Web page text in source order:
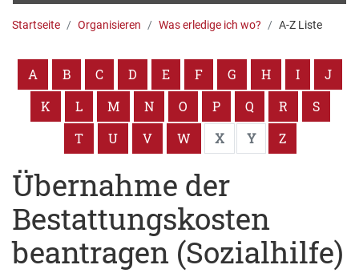
Startseite Organisieren Was erledige ich wo? A-Z Liste
A B C D E F G H I
J
K
L M N O P Q R
S
T
U V W X Y Z
Übernahme der
Bestattungskosten
beantragen (Sozialhilfe)